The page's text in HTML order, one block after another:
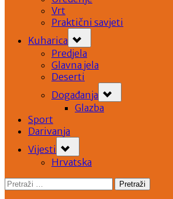
Vrt
Praktični savjeti
Kuharica
sub-
menu
Predjela
Glavna jela
Deserti
Događanja
sub-
menu
Glazba
Sport
Darivanja
Vijesti
sub-
menu
Hrvatska
Pretraži: